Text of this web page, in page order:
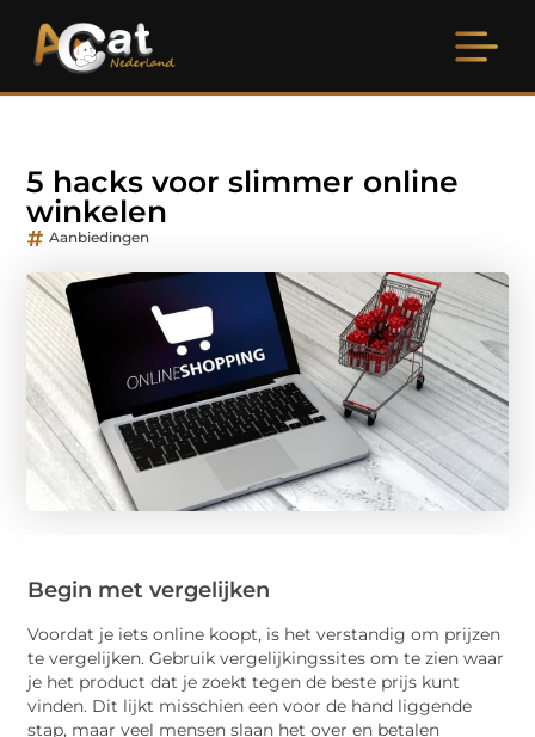
5 hacks voor slimmer online
winkelen
Aanbiedingen
Begin met vergelijken
Voordat je iets online koopt, is het verstandig om prijzen
te vergelijken. Gebruik vergelijkingssites om te zien waar
je het product dat je zoekt tegen de beste prijs kunt
vinden. Dit lijkt misschien een voor de hand liggende
stap, maar veel mensen slaan het over en betalen